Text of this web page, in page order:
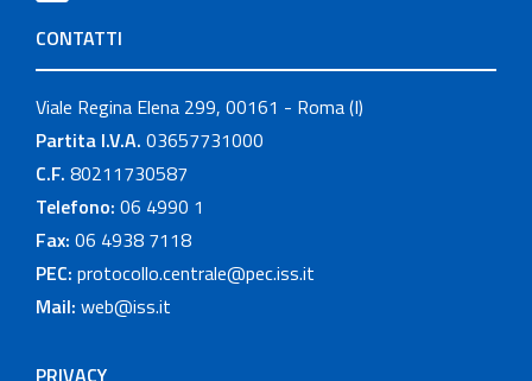
CONTATTI
Viale Regina Elena 299, 00161 - Roma (I)
Partita I.V.A. 03657731000
C.F. 80211730587
Telefono: 06 4990 1
Fax: 06 4938 7118
PEC: protocollo.centrale@pec.iss.it
Mail: web@iss.it